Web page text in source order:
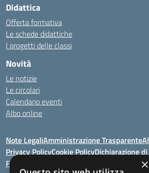
Didattica
Offerta formativa
Le schede didattiche
I progetti delle classi
Novità
Le notizie
Le circolari
Calendario eventi
Albo online
Note LegaliAmministrazione Trasparente
Privacy PolicyCookie PolicyDichiarazione
Feedback
×